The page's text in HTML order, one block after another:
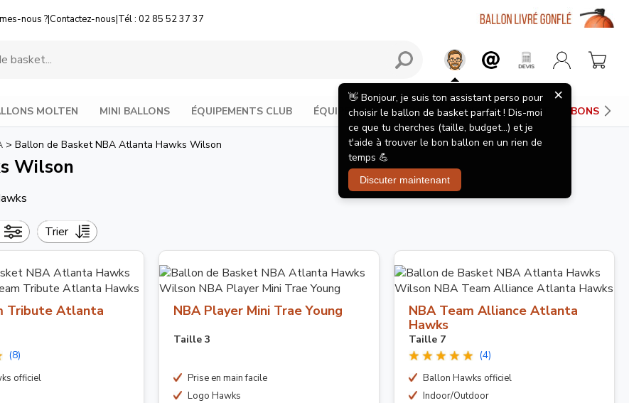
nous ?|Contactez-nous|Tél : 02 85 52 37 37
MOLTEN MINI BALLONS ÉQUIPEMENTS CLUB ÉQUIPEMENTS JOUEUR PANIERS DE BASKET BONS
> Ballon de Basket NBA Atlanta Hawks Wilson
Wilson
Trier
Tribute Atlanta
(8)
officiel
NBA Player Mini Trae Young
Taille 3
Prise en main facile
Logo Hawks
NBA Team Alliance Atlanta
Hawks
Taille 7
(4)
Ballon Hawks officiel
Indoor/Outdoor
👋 Bonjour, je suis ton assistant perso pour
choisir le ballon de basket parfait ! Dis-moi
ce que tu cherches (taille, budget...) et je
t'aide à trouver le bon ballon en un rien de
temps 💪
Discuter maintenant
×